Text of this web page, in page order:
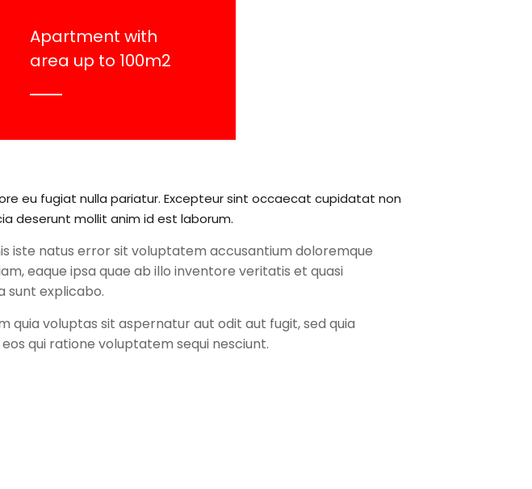
Apartment with
area up to 100m2
eu fugiat nulla pariatur. Excepteur sint occaecat cupidatat non
deserunt mollit anim id est laborum.
iste natus error sit voluptatem accusantium doloremque
eaque ipsa quae ab illo inventore veritatis et quasi
explicabo.
quia voluptas sit aspernatur aut odit aut fugit, sed quia
qui ratione voluptatem sequi nesciunt.